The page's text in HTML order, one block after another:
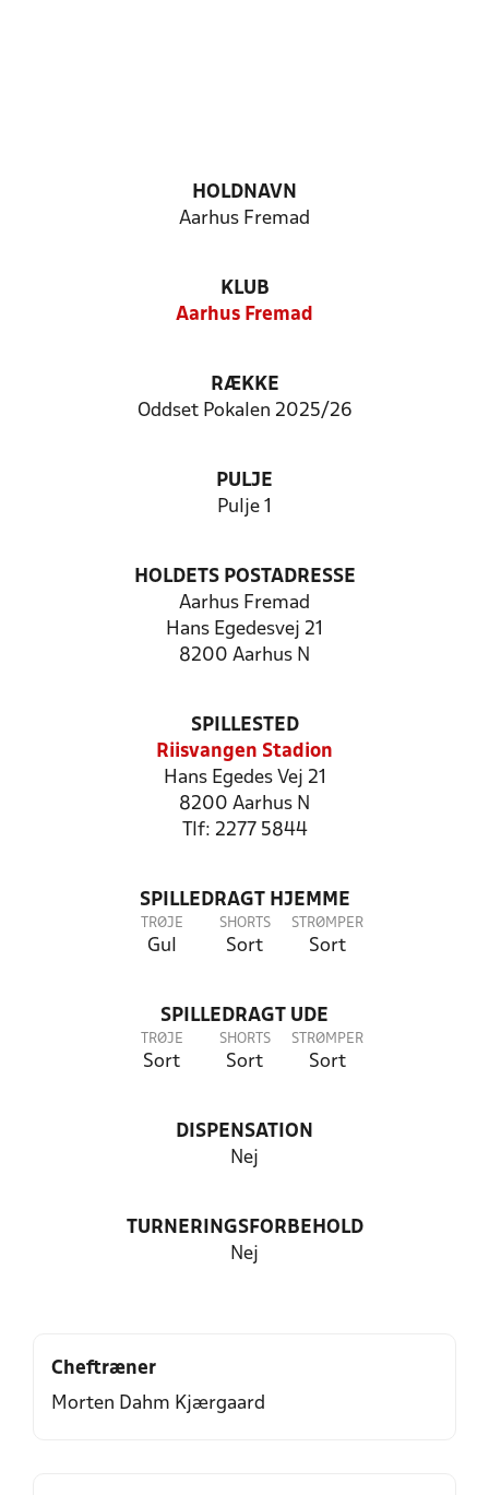
HOLDNAVN
Aarhus Fremad
KLUB
Aarhus Fremad
RÆKKE
Oddset Pokalen 2025/26
PULJE
Pulje 1
HOLDETS POSTADRESSE
Aarhus Fremad
Hans Egedesvej 21
8200 Aarhus N
SPILLESTED
Riisvangen Stadion
Hans Egedes Vej 21
8200 Aarhus N
Tlf: 2277 5844
SPILLEDRAGT HJEMME
TRØJE
Gul
SHORTS
Sort
STRØMPER
Sort
SPILLEDRAGT UDE
TRØJE
Sort
SHORTS
Sort
STRØMPER
Sort
DISPENSATION
Nej
TURNERINGSFORBEHOLD
Nej
Cheftræner
Morten Dahm Kjærgaard